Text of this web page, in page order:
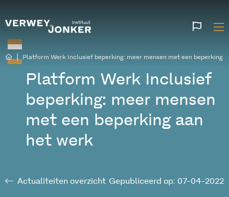
Platform Werk Inclusief beperking: meer mensen met een beperking
Platform Werk Inclusief
beperking: meer mensen
met een beperking aan
het werk
Actualiteiten overzicht Gepubliceerd op: 07-04-2022